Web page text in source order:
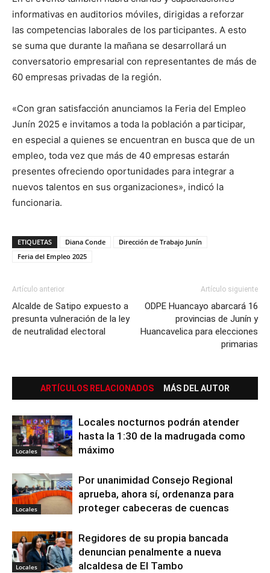
informativas en auditorios móviles, dirigidas a reforzar
las competencias laborales de los participantes. A esto
se suma que durante la mañana se desarrollará un
conversatorio empresarial con representantes de más de
60 empresas privadas de la región.
«Con gran satisfacción anunciamos la Feria del Empleo
Junín 2025 e invitamos a toda la población a participar,
en especial a quienes se encuentran en busca que de un
empleo, toda vez que más de 40 empresas estarán
presentes ofreciendo oportunidades para integrar a
nuevos talentos en sus organizaciones», indicó la
funcionaria.
ETIQUETAS Diana Conde
Dirección de Trabajo Junín
Feria del Empleo 2025
Artículo anterior
Alcalde de Satipo expuesto a
presunta vulneración de la ley
de neutralidad electoral
Artículo siguiente
ODPE Huancayo abarcará 16
provincias de Junín y
Huancavelica para elecciones
primarias
ARTÍCULOS RELACIONADOS MÁS DEL AUTOR
Locales
Locales nocturnos podrán atender
hasta la 1:30 de la madrugada como
máximo
Locales
Por unanimidad Consejo Regional
aprueba, ahora sí, ordenanza para
proteger cabeceras de cuencas
Locales
Regidores de su propia bancada
denuncian penalmente a nueva
alcaldesa de El Tambo